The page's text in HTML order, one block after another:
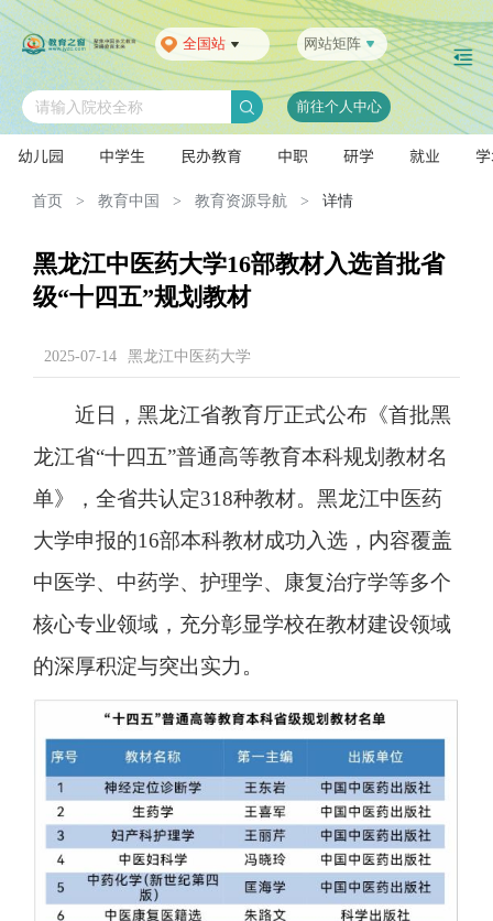
全国站 网站矩阵
请输入院校全称 前往个人中心
幼儿园 中学生 民办教育 中职 研学 就业
首页 > 教育中国 > 教育资源导航 > 详情
黑龙江中医药大学16部教材入选首批省
级“十四五”规划教材
2025-07-14 黑龙江中医药大学
近日，黑龙江省教育厅正式公布《首批黑
龙江省“十四五”普通高等教育本科规划教材名
单》，全省共认定318种教材。黑龙江中医药
大学申报的16部本科教材成功入选，内容覆盖
中医学、中药学、护理学、康复治疗学等多个
核心专业领域，充分彰显学校在教材建设领域
的深厚积淀与突出实力。